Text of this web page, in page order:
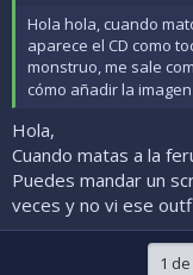
Hola hola, cuando
aparece el CD como
monstruo, me sale
cómo añadir la
Hola,
Cuando matas a la
Puedes mandar un
veces y no vi ese
1 de